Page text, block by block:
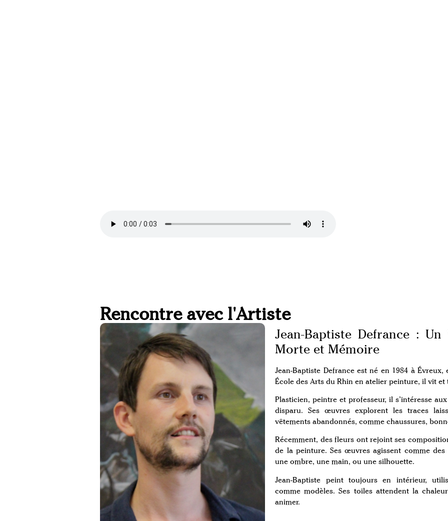
Rencontre avec l'Artiste
Jean-Baptiste Defrance :
Morte et Mémoire
Jean-Baptiste Defrance est né en 1984 à
École des Arts du Rhin en atelier peinture, il vit et
Plasticien, peintre et professeur, il s’intéresse
disparu. Ses œuvres explorent les traces
vêtements abandonnés, comme chaussures,
Récemment, des fleurs ont rejoint ses
de la peinture. Ses œuvres agissent comme
une ombre, une main, ou une silhouette.
Jean-Baptiste peint toujours en intérieur,
comme modèles. Ses toiles attendent la
animer.